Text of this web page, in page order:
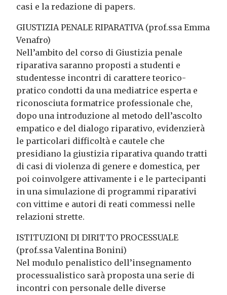
casi e la redazione di papers.
GIUSTIZIA PENALE RIPARATIVA (prof.ssa Emma
Venafro)
Nell’ambito del corso di Giustizia penale
riparativa saranno proposti a studenti e
studentesse incontri di carattere teorico-
pratico condotti da una mediatrice esperta e
riconosciuta formatrice professionale che,
dopo una introduzione al metodo dell’ascolto
empatico e del dialogo riparativo, evidenzierà
le particolari difficoltà e cautele che
presidiano la giustizia riparativa quando tratti
di casi di violenza di genere e domestica, per
poi coinvolgere attivamente i e le partecipanti
in una simulazione di programmi riparativi
con vittime e autori di reati commessi nelle
relazioni strette.
ISTITUZIONI DI DIRITTO PROCESSUALE
(prof.ssa Valentina Bonini)
Nel modulo penalistico dell’insegnamento
processualistico sarà proposta una serie di
incontri con personale delle diverse